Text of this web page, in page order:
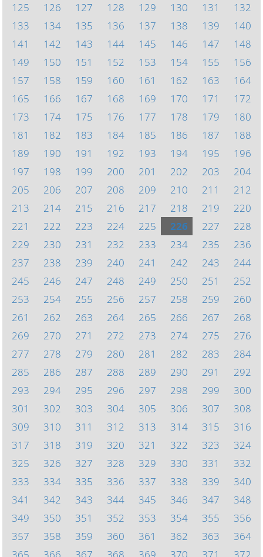
125
126 127 128 129 130 131
132
133
134 135 136 137 138 139
140
141
142 143 144 145 146 147
148
149
150 151 152 153 154 155
156
157
158 159 160 161 162 163
164
165
166 167 168 169 170 171
172
173
174 175 176 177 178 179
180
181
182 183 184 185 186 187
188
189
190 191 192 193 194 195
196
197
198 199 200 201 202 203
204
205
206 207 208 209 210 211
212
213
214 215 216 217 218 219
220
221
222 223 224 225 226 227
228
229
230 231 232 233 234 235
236
237
238 239 240 241 242 243
244
245
246 247 248 249 250 251
252
253
254 255 256 257 258 259
260
261
262 263 264 265 266 267
268
269
270 271 272 273 274 275
276
277
278 279 280 281 282 283
284
285
286 287 288 289 290 291
292
293
294 295 296 297 298 299
300
301
302 303 304 305 306 307
308
309
310 311 312 313 314 315
316
317
318 319 320 321 322 323
324
325
326 327 328 329 330 331
332
333
334 335 336 337 338 339
340
341
342 343 344 345 346 347
348
349
350 351 352 353 354 355
356
357
358 359 360 361 362 363
364